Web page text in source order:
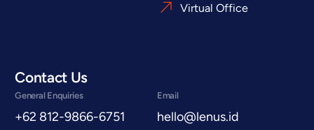
Virtual Office
Contact Us
General Enquiries
+62 812-9866-6751
Email
hello@lenus.id